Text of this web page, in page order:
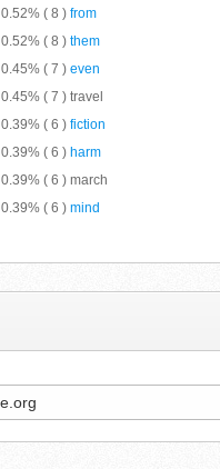
0.52% ( 8 ) from
0.52% ( 8 ) them
0.45% ( 7 ) even
0.45% ( 7 ) travel
0.39% ( 6 ) fiction
0.39% ( 6 ) harm
0.39% ( 6 ) march
0.39% ( 6 ) mind